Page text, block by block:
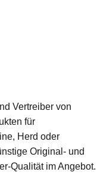
Vertreiber von
für
Herd oder
Original- und
Qualität im Angebot.